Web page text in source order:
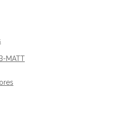
MATT